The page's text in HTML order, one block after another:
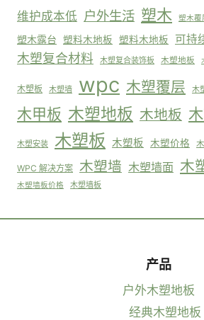
维护成本低 户外生活 塑木 塑木覆
塑木露台 塑料木地板 塑料木地板 可持
木塑复合材料 木塑复合装饰板 木塑地板
木塑板 木塑墙 wpc 木塑覆层 木
木甲板 木塑地板 木地板
木塑安装 木塑板 木塑板 木塑价格
WPC 解决方案 木塑墙 木塑墙面 木
木塑墙板价格 木塑墙板
产品
户外木塑地板
经典木塑地板